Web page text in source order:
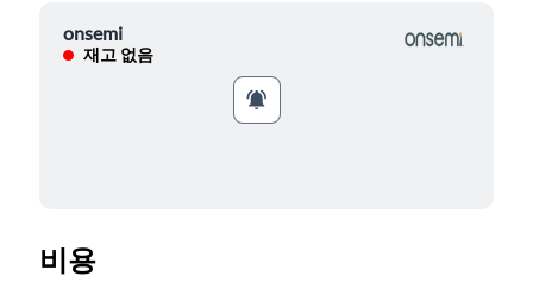
onsemi
재고 없음
비용